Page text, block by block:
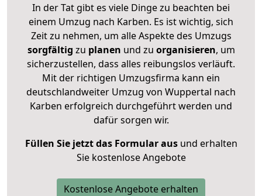
In der Tat gibt es viele Dinge zu beachten bei
einem Umzug nach Karben. Es ist wichtig, sich
Zeit zu nehmen, um alle Aspekte des Umzugs
sorgfältig zu planen und zu organisieren, um
sicherzustellen, dass alles reibungslos verläuft.
Mit der richtigen Umzugsfirma kann ein
deutschlandweiter Umzug von Wuppertal nach
Karben erfolgreich durchgeführt werden und
dafür sorgen wir.
Füllen Sie jetzt das Formular ausund erhalten
Sie kostenlose Angebote
Kostenlose Angebote erhalten